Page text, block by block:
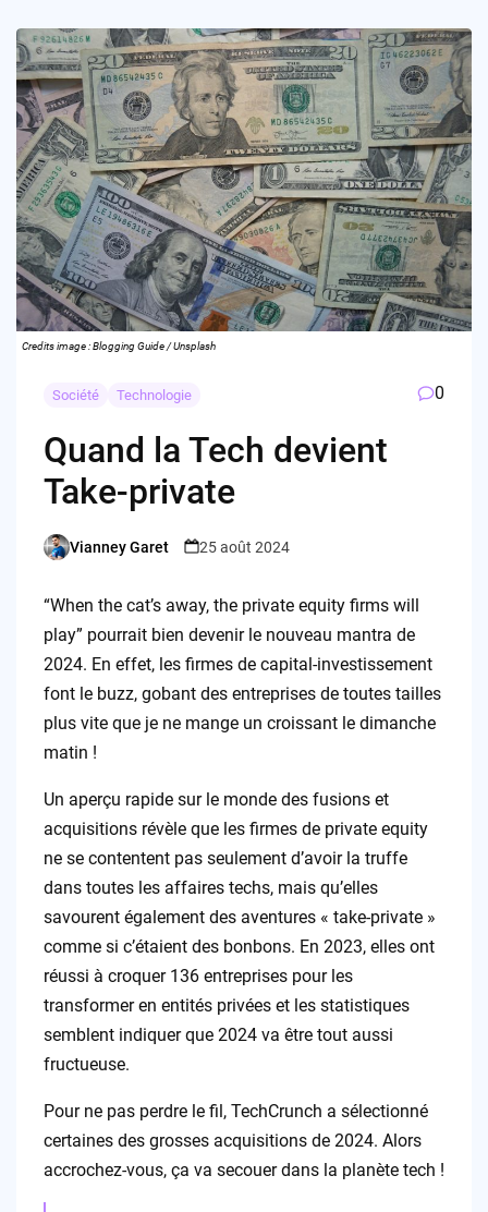
Credits image : Blogging Guide / Unsplash
Société Technologie 0
Quand la Tech devient
Take-private
Posted
Vianney Garet 25 août 2024
“When the cat’s away, the private equity firms will
play” pourrait bien devenir le nouveau mantra de
2024. En effet, les firmes de capital-investissement
font le buzz, gobant des entreprises de toutes tailles
plus vite que je ne mange un croissant le dimanche
matin !
Un aperçu rapide sur le monde des fusions et
acquisitions révèle que les firmes de private equity
ne se contentent pas seulement d’avoir la truffe
dans toutes les affaires techs, mais qu’elles
savourent également des aventures « take-private »
comme si c’étaient des bonbons. En 2023, elles ont
réussi à croquer 136 entreprises pour les
transformer en entités privées et les statistiques
semblent indiquer que 2024 va être tout aussi
fructueuse.
Pour ne pas perdre le fil, TechCrunch a sélectionné
certaines des grosses acquisitions de 2024. Alors
accrochez-vous, ça va secouer dans la planète tech !